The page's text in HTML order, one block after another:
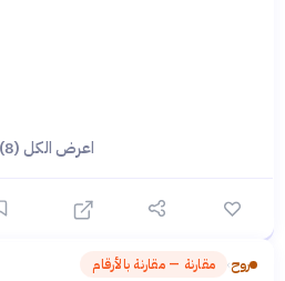
اعرض الكل (8) ←
روح› مقارنة — مقارنة بالأرقام